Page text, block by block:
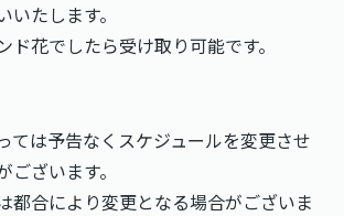
たします。
花でしたら受け取り可能です。
ては予告なくスケジュールを変更させ
ざいます。
都合により変更となる場合がございま